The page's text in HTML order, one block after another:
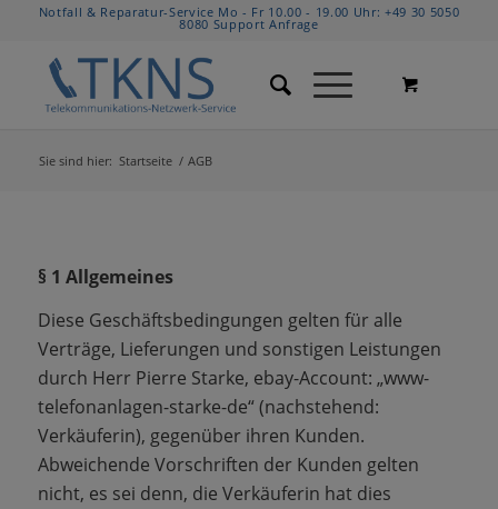
Notfall & Reparatur-Service Mo - Fr 10.00 - 19.00 Uhr:+49 30 5050
8080 Support Anfrage
Sie sind hier: Startseite / AGB
§ 1 Allgemeines
Diese Geschäftsbedingungen gelten für alle
Verträge, Lieferungen und sonstigen Leistungen
durch Herr Pierre Starke, ebay-Account: „www-
telefonanlagen-starke-de“ (nachstehend:
Verkäuferin), gegenüber ihren Kunden.
Abweichende Vorschriften der Kunden gelten
nicht, es sei denn, die Verkäuferin hat dies